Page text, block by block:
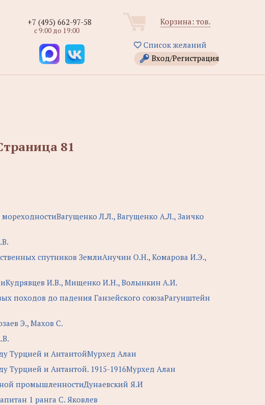
Корзина: тов.
Список желаний
Вход/Регистрация
+7 (495) 662-97-58
с 9:00 до 19:00
81
Л.Л., Вагущенко А.Л., Заичко
спутников ЗемлиАнучин О.Н., Комарова И.Э.,
И.В., Мищенко И.Н., Волынкин А.И.
походов до падения Ганзейского союзаРагунштейн
Э., Махов С.
Турцией и АнтантойМурхед Алан
Турцией и Антантой. 1915-1916Мурхед Алан
промышленностиДунаевский Я.И
1 ранга С. Яковлев